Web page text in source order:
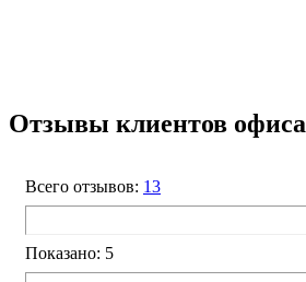
Отзывы клиентов офиса
Всего отзывов: 13
Показано: 5